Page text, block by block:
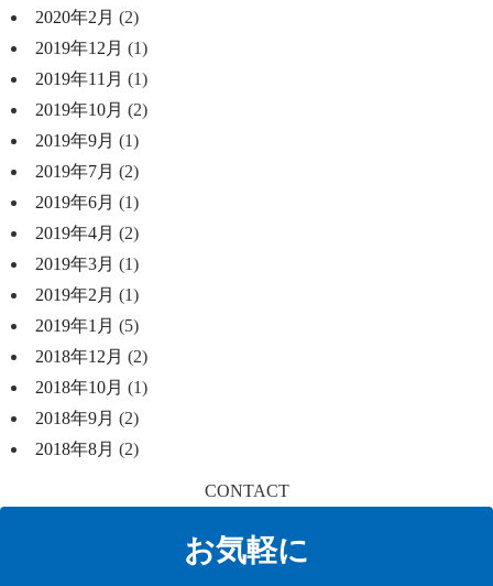
2020年2月 (2)
2019年12月 (1)
2019年11月 (1)
2019年10月 (2)
2019年9月 (1)
2019年7月 (2)
2019年6月 (1)
2019年4月 (2)
2019年3月 (1)
2019年2月 (1)
2019年1月 (5)
2018年12月 (2)
2018年10月 (1)
2018年9月 (2)
2018年8月 (2)
CONTACT
お気軽に